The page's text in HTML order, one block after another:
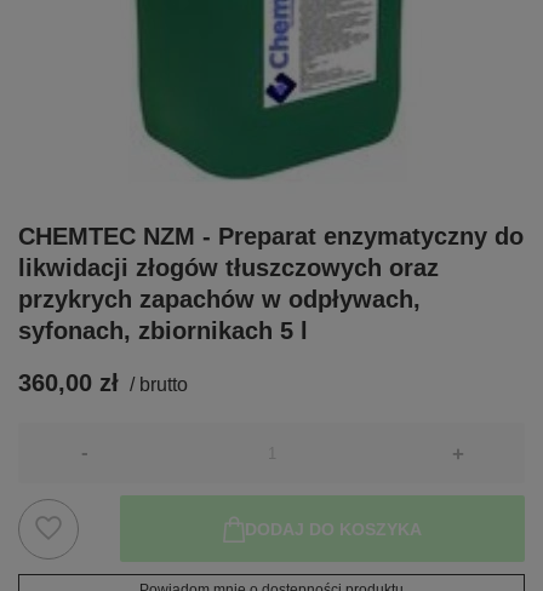
CHEMTEC NZM - Preparat enzymatyczny do
likwidacji złogów tłuszczowych oraz
przykrych zapachów w odpływach,
syfonach, zbiornikach 5 l
360,00 zł / brutto
- +
DODAJ DO KOSZYKA